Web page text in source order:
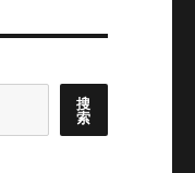
搜
索